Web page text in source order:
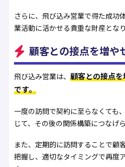
さらに、飛び込み営業で得た成功
業活動に活かせる貴重な財産となり
顧客との接点を増や
飛び込み営業は、 顧客との接点
です。
一度の訪問で契約に至らなくても
じて、その後の関係構築につなげら
また、定期的に訪問することで顧
把握し、適切なタイミングで再度